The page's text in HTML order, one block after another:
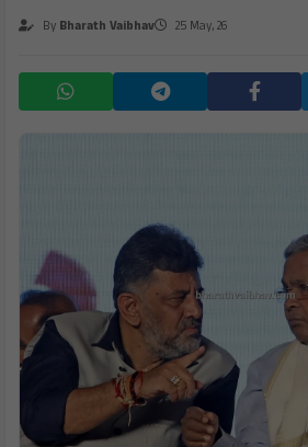
By Bharath Vaibhav 25 May, 26